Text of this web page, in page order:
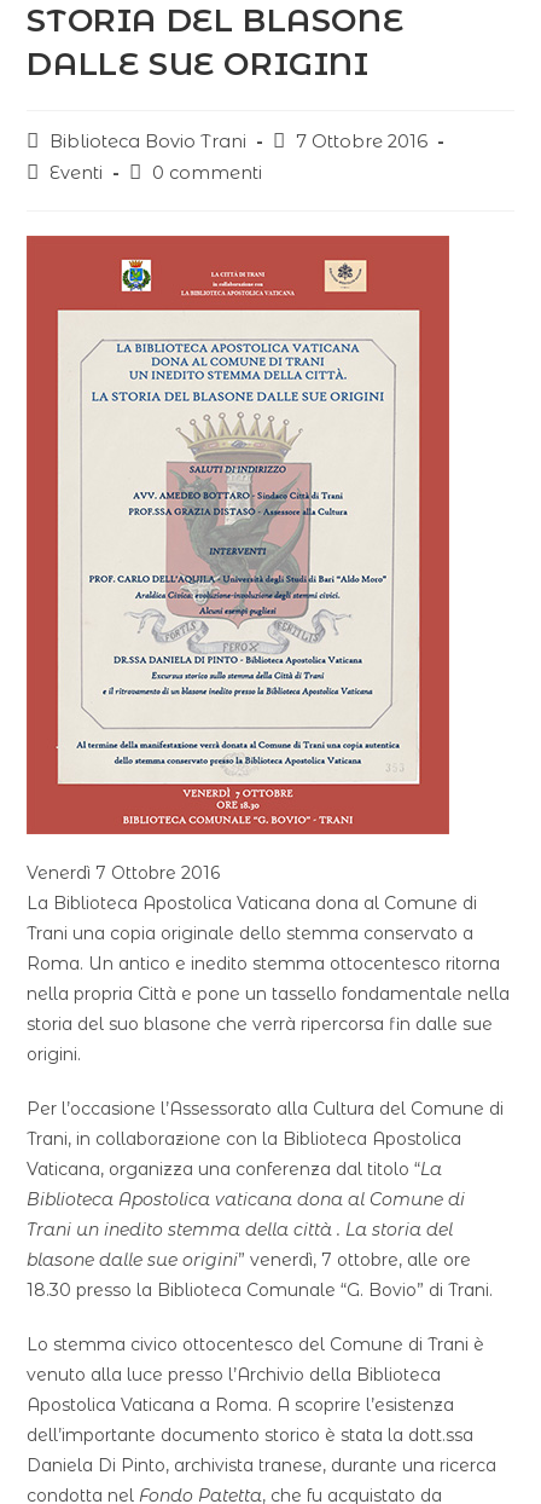
STORIA DEL BLASONE
DALLE SUE ORIGINI
Biblioteca Bovio Trani
7 Ottobre 2016
Eventi
0 commenti
Venerdì 7 Ottobre 2016
La Biblioteca Apostolica Vaticana dona al Comune di
Trani una copia originale dello stemma conservato a
Roma. Un antico e inedito stemma ottocentesco ritorna
nella propria Città e pone un tassello fondamentale nella
storia del suo blasone che verrà ripercorsa fin dalle sue
origini.
Per l’occasione l’Assessorato alla Cultura del Comune di
Trani, in collaborazione con la Biblioteca Apostolica
Vaticana, organizza una conferenza dal titolo “La
Biblioteca Apostolica vaticana dona al Comune di
Trani un inedito stemma della città . La storia del
blasone dalle sue origini” venerdì, 7 ottobre, alle ore
18.30 presso la Biblioteca Comunale “G. Bovio” di Trani.
Lo stemma civico ottocentesco del Comune di Trani è
venuto alla luce presso l’Archivio della Biblioteca
Apostolica Vaticana a Roma. A scoprire l’esistenza
dell’importante documento storico è stata la dott.ssa
Daniela Di Pinto, archivista tranese, durante una ricerca
condotta nelFondo Patetta, che fu acquistato da